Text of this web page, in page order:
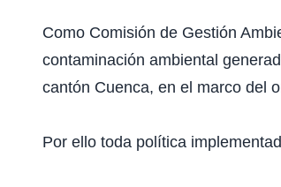
Como Comisión de Gestión
contaminación ambiental
cantón Cuenca, en el marco del
Por ello toda política